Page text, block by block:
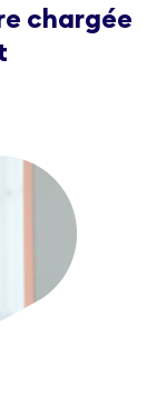
chargée